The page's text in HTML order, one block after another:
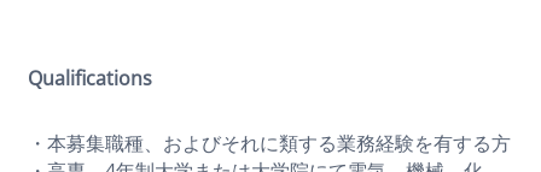
Qualifications
・本募集職種、およびそれに類する業務経験を有する方